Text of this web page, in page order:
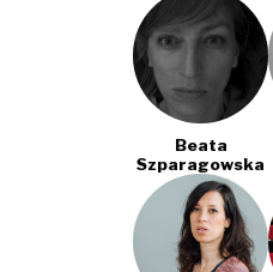
Beata
Szparagowska